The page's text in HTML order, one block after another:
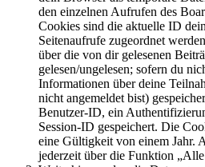
den einzelnen Aufrufen des
Cookies sind die aktuelle ID
Seitenaufrufe zugeordnet
über die von dir gelesenen
gelesen/ungelesen; sofern du
Informationen über deine
nicht angemeldet bist)
Benutzer-ID, ein
Session-ID gespeichert. Die
eine Gültigkeit von einem Jahr.
jederzeit über die Funktion